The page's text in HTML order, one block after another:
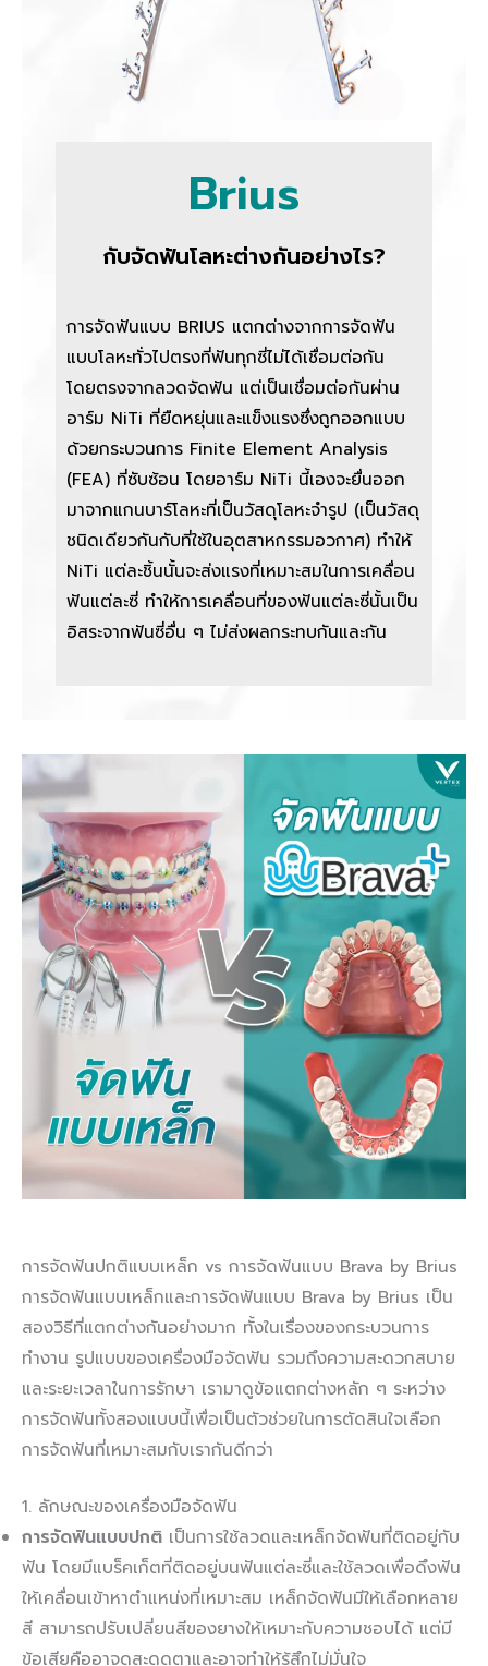
Brius
กับจัดฟันโลหะต่างกันอย่างไร?
การจัดฟันแบบ BRIUS แตกต่างจากการจัดฟัน
แบบโลหะทั่วไปตรงที่ฟันทุกซี่ไม่ได้เชื่อมต่อกัน
โดยตรงจากลวดจัดฟัน แต่เป็นเชื่อมต่อกันผ่าน
อาร์ม NiTi ที่ยืดหยุ่นและแข็งแรงซึ่งถูกออกแบบ
ด้วยกระบวนการ Finite Element Analysis
(FEA) ที่ซับซ้อน โดยอาร์ม NiTi นี้เองจะยื่นออก
มาจากแกนบาร์โลหะที่เป็นวัสดุโลหะจำรูป (เป็นวัสดุ
ชนิดเดียวกันกับที่ใช้ในอุตสาหกรรมอวกาศ) ทำให้
NiTi แต่ละชิ้นนั้นจะส่งแรงที่เหมาะสมในการเคลื่อน
ฟันแต่ละซี่ ทำให้การเคลื่อนที่ของฟันแต่ละซี่นั้นเป็น
อิสระจากฟันซี่อื่น ๆ ไม่ส่งผลกระทบกันและกัน
การจัดฟันปกติแบบเหล็ก vs การจัดฟันแบบ Brava by Brius
การจัดฟันแบบเหล็กและการจัดฟันแบบ Brava by Brius เป็น
สองวิธีที่แตกต่างกันอย่างมาก ทั้งในเรื่องของกระบวนการ
ทำงาน รูปแบบของเครื่องมือจัดฟัน รวมถึงความสะดวกสบาย
และระยะเวลาในการรักษา เรามาดูข้อแตกต่างหลัก ๆ ระหว่าง
การจัดฟันทั้งสองแบบนี้เพื่อเป็นตัวช่วยในการตัดสินใจเลือก
การจัดฟันที่เหมาะสมกับเรากันดีกว่า
1. ลักษณะของเครื่องมือจัดฟัน
การจัดฟันแบบปกต ิ เป็นการใช้ลวดและเหล็กจัดฟันที่ติดอยู่กับ
ฟัน โดยมีแบร็คเก็ตที่ติดอยู่บนฟันแต่ละซี่และใช้ลวดเพื่อดึงฟัน
ให้เคลื่อนเข้าหาตำแหน่งที่เหมาะสม เหล็กจัดฟันมีให้เลือกหลาย
สี สามารถปรับเปลี่ยนสีของยางให้เหมาะกับความชอบได้ แต่มี
ข้อเสียคืออาจดูสะดุดตาและอาจทำให้รู้สึกไม่มั่นใจ